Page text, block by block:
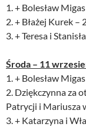
1. + Bolesław
2. + Błażej Kurek –
3. + Teresa i
Środa – 11
1. + Bolesław
2. Dziękczynna za
Patrycji i Mariusza
3. + Katarzyna i